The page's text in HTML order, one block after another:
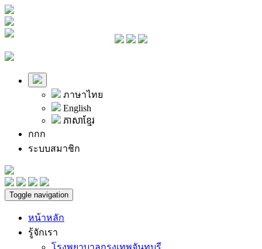
ภาษาไทย
English
ភាសាខ្មែរ
กกก
ระบบสมาชิก
Toggle navigation
หน้าหลัก
รู้จักเรา
โรงพยาบาลกรุงเทพจันทบุรี